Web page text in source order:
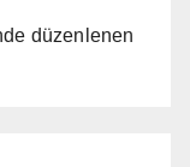
düzenlenen